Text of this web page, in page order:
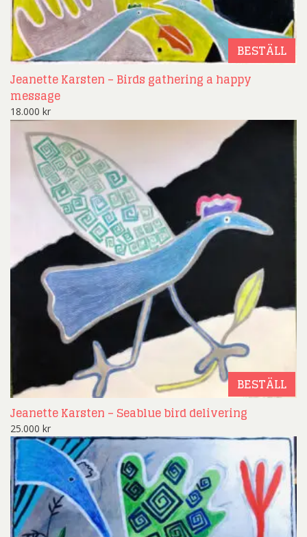
BESTÄLL
Jeanette Karsten – Birds gathering a happy
message
18.000 kr
BESTÄLL
Jeanette Karsten – Seablue bird delivering
25.000 kr